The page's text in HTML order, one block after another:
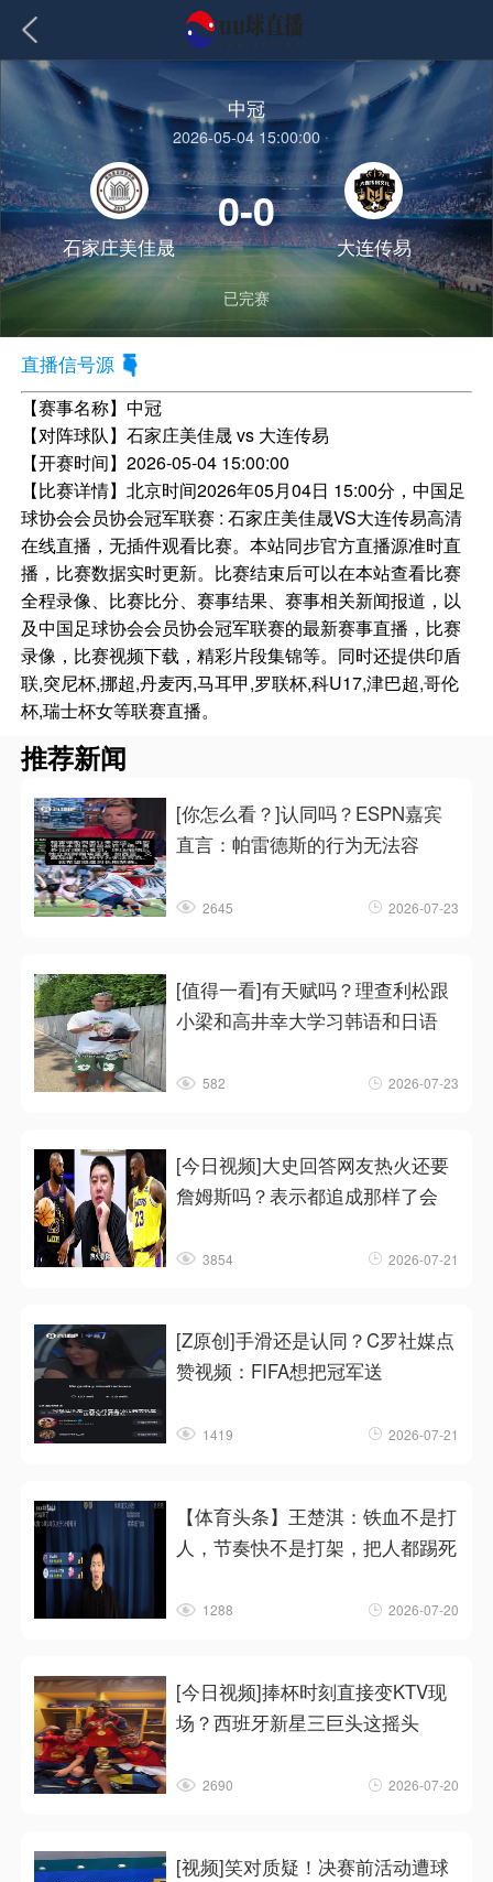
中冠
2026-05-04 15:00:00
石家庄美佳晟
0-0
大连传易
已完赛
直播信号源
【赛事名称】中冠
【对阵球队】石家庄美佳晟 vs 大连传易
【开赛时间】2026-05-04 15:00:00
【比赛详情】北京时间2026年05月04日 15:00分，中国足
球协会会员协会冠军联赛 : 石家庄美佳晟VS大连传易高清
在线直播，无插件观看比赛。本站同步官方直播源准时直
播，比赛数据实时更新。比赛结束后可以在本站查看比赛
全程录像、比赛比分、赛事结果、赛事相关新闻报道，以
及中国足球协会会员协会冠军联赛的最新赛事直播，比赛
录像，比赛视频下载，精彩片段集锦等。同时还提供印盾
联,突尼杯,挪超,丹麦丙,马耳甲,罗联杯,科U17,津巴超,哥伦
杯,瑞士杯女等联赛直播。
推荐新闻
[你怎么看？]认同吗？ESPN嘉宾
直言：帕雷德斯的行为无法容
2645 2026-07-23
[值得一看]有天赋吗？理查利松跟
小梁和高井幸大学习韩语和日语
582 2026-07-23
[今日视频]大史回答网友热火还要
詹姆斯吗？表示都追成那样了会
3854 2026-07-21
[Z原创]手滑还是认同？C罗社媒点
赞视频：FIFA想把冠军送
1419 2026-07-21
【体育头条】王楚淇：铁血不是打
人，节奏快不是打架，把人都踢死
1288 2026-07-20
[今日视频]捧杯时刻直接变KTV现
场？西班牙新星三巨头这摇头
2690 2026-07-20
[视频]笑对质疑！决赛前活动遭球